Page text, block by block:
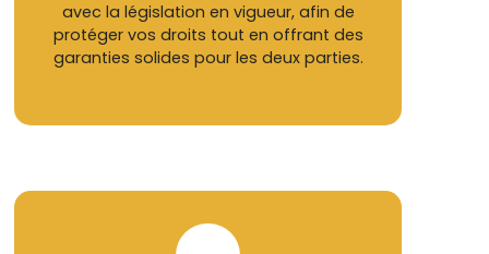
avec la législation en vigueur, afin de
protéger vos droits tout en offrant des
garanties solides pour les deux parties.